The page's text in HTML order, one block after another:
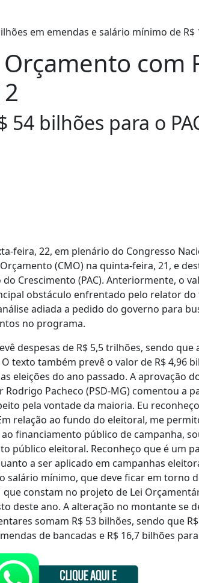
com
54 bilhões para o
feira, 22, em plenário do Congresso
(CMO) na quinta-feira, 21, e
Crescimento (PAC). Anteriormente, o
obstáculo enfrentado pelo relator
adiada a pedido do governo para
no programa.
despesas de R$ 5,5 trilhões, sendo
texto também prevê o valor de R$ 4,96
eleições do ano passado. A aprovação
Pacheco (PSD-MG) comentou a
pela vontade da maioria. Eu
relação ao fundo do eleitoral, me
financiamento público de campanha,
público eleitoral. Reconheço que é um
a ser aplicado em campanhas
mínimo, que deve ficar em torno
que constam no projeto de Lei
deste ano. A alteração no montante se
somam R$ 53 bilhões, sendo que
de bancadas e R$ 16,7 bilhões